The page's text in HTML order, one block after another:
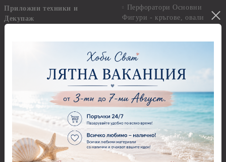
Приложни техники и
Декупаж
хартия А4 - Alchemy of Art -
Оризова декупажна хартия
А4 - Itd. Collection - 25-30
гр.
Фина оризова декупажна
хартия Stamperia - 21 х
29.см. - 28гр.
Декупажна хартия - Други
Перфоратори Основни
Фигури - кръгове, овали
звезди
Перфоратори - Цветя, листа
и клонки
Перфоратори - Детски
Перфоратори - Животни
Перфоратори - Коледни и
Зимни
Рисуване